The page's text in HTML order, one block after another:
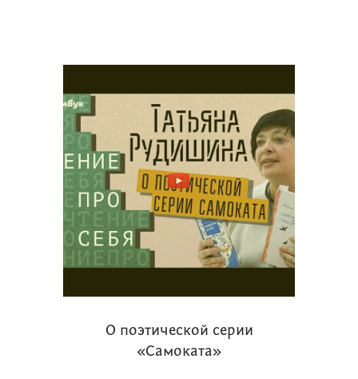
О поэтической серии
«Самоката»